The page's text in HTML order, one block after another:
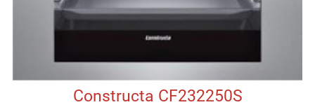
Constructa CF232250S